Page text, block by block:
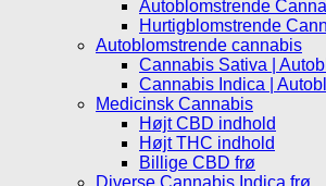
Autoblomstrende
Hurtigblomstrende
Autoblomstrende cannabis
Cannabis Sativa |
Cannabis Indica |
Medicinsk Cannabis
Højt CBD indhold
Højt THC indhold
Billige CBD frø